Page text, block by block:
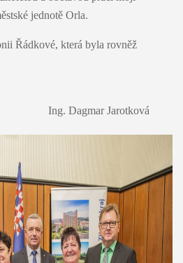
jednotě Orla.
Řádkové, která byla rovněž
Jarotková